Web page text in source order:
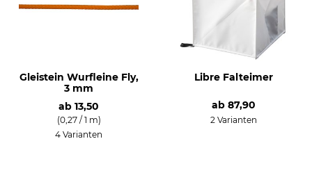
Gleistein Wurfleine Fly,
3 mm
ab 13,50
(0,27 / 1 m)
4 Varianten
Libre Falteimer
ab 87,90
2 Varianten